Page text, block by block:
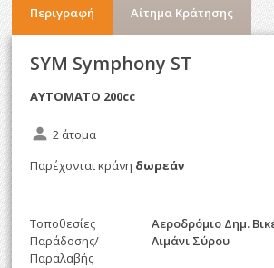
Περιγραφή Αίτημα Κράτησης
SYM Symphony ST
AYTOMATO 200cc
person 2 άτομα
Παρέχονται κράνη δωρεάν
Τοποθεσίες
Παράδοσης/
Παραλαβής
Αεροδρόμιο Δημ.
Λιμάνι Σύρου